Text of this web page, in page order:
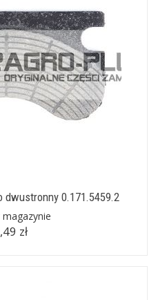
dwustronny 0.171.5459.2
magazynie
zł